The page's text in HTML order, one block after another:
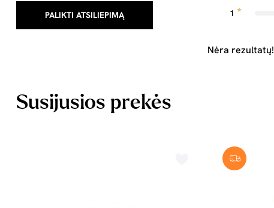
PALIKTI ATSILIEPIMĄ
1
Nėra rezultatų!
Susijusios prekės